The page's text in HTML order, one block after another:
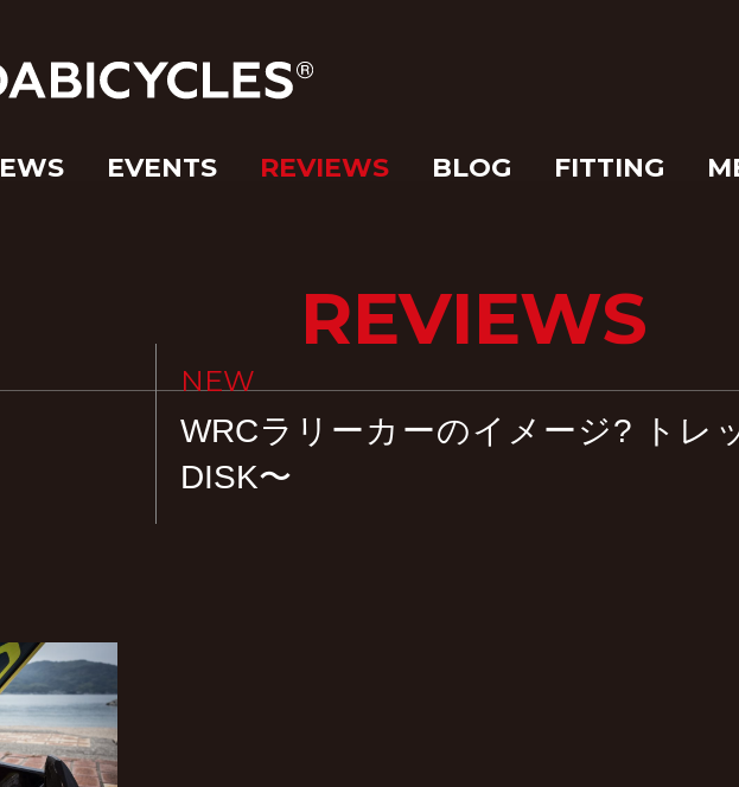
EVENTS REVIEWS BLOG FITTING
REVIEWS
NEW
WRCラリーカーのイメージ? トレ
DISK〜